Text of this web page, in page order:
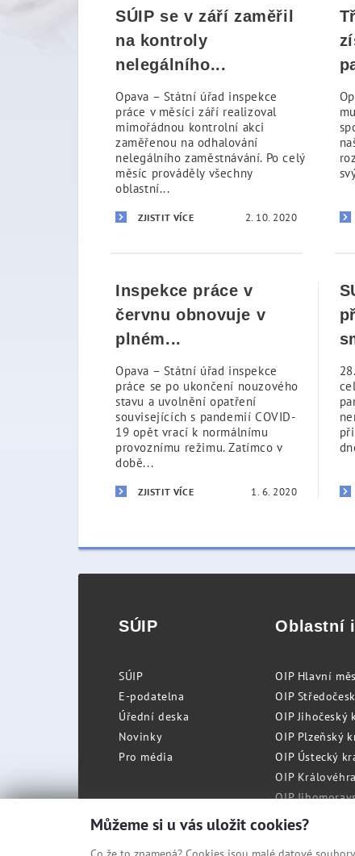
SÚIP se v září zaměřil
na kontroly
nelegálního...
Opava – Státní úřad inspekce
práce v měsíci září realizoval
mimořádnou kontrolní akci
zaměřenou na odhalování
nelegálního zaměstnávání. Po celý
měsíc prováděly všechny
oblastní...
ZJISTIT VÍCE 2. 10. 2020
Inspekce práce v
červnu obnovuje v
plném...
Opava – Státní úřad inspekce
práce se po ukončení nouzového
stavu a uvolnění opatření
souvisejících s pandemií COVID-
19 opět vrací k normálnímu
provoznímu režimu. Zatímco v
době...
ZJISTIT VÍCE 1. 6. 2020
SÚIP
SÚIP
E-podatelna
Úřední deska
Novinky
Pro média
Oblastní
OIP Hlavní
OIP
OIP Jihočeský
OIP Plzeňský
OIP Ústecký
OIP
OIP
OIP
Můžeme si u vás uložit cookies?